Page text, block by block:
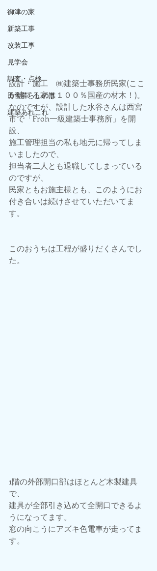
御津の家
新築工事
改装工事
見学会
調査・点検
田舎暮らしの事
建築あれこれ
設計・施工　㈱建築士事務所民家(ここ
が建てる家は１００％国産の材木！)。
なのですが、設計した水谷さんは西宮
市で「Froh一級建築士事務所」を開
設、
施工管理担当の私も地元に帰ってしま
いましたので、
担当者二人とも退職してしまっている
のですが、
民家ともお施主様とも、このようにお
付き合いは続けさせていただいてま
す。
このおうちは工程が盛りだくさんでし
た。
1階の外部開口部はほとんど木製建具
で、
建具が全部引き込めて全開口できるよ
うになってます。
窓の向こうにアズキ色電車が走ってま
す。